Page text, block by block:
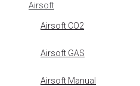
Airsoft
Airsoft CO2
Airsoft GAS
Airsoft Manual